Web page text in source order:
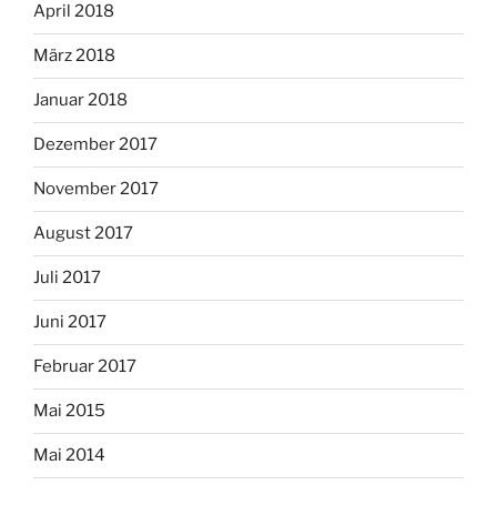
April 2018
März 2018
Januar 2018
Dezember 2017
November 2017
August 2017
Juli 2017
Juni 2017
Februar 2017
Mai 2015
Mai 2014